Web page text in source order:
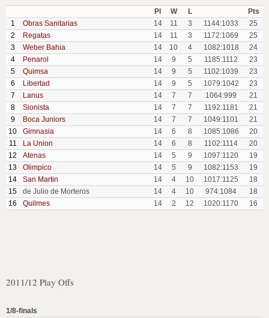
Pl W L
Pts
1
Obras Sanitarias 14 11 3 1144:1033
25
2
Regatas 14 11 3 1172:1069
25
3
Weber Bahia 14 10 4 1082:1018
24
4
Penarol 14 9 5 1185:1112
23
5
Quimsa 14 9 5 1102:1039
23
6
Libertad 14 9 5 1079:1042
23
7
Lanus 14 7 7 1064:999
21
8
Sionista 14 7 7 1192:1181
21
9
Boca Juniors 14 7 7 1049:1101
21
10
Gimnasia 14 6 8 1085:1086
20
11
La Union 14 6 8 1102:1114
20
12
Atenas 14 5 9 1097:1120
19
13
Olimpico 14 5 9 1082:1153
19
14
San Martin 14 4 10 1017:1125
18
15
de Julio de Morteros 14 4 10 974:1084
18
16
Quilmes 14 2 12 1020:1170 16
2011/12 Play Offs
1/8-finals